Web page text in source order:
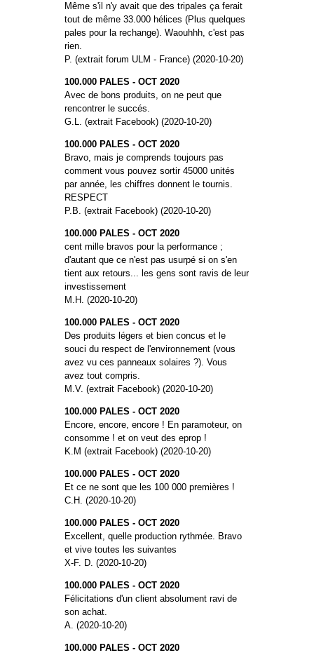
Même s'il n'y avait que des tripales ça ferait
tout de même 33.000 hélices (Plus quelques
pales pour la rechange). Waouhhh, c'est pas
rien.
P. (extrait forum ULM - France) (2020-10-20)
100.000 PALES - OCT 2020
Avec de bons produits, on ne peut que
rencontrer le succés.
G.L. (extrait Facebook) (2020-10-20)
100.000 PALES - OCT 2020
Bravo, mais je comprends toujours pas
comment vous pouvez sortir 45000 unités
par année, les chiffres donnent le tournis.
RESPECT
P.B. (extrait Facebook) (2020-10-20)
100.000 PALES - OCT 2020
cent mille bravos pour la performance ;
d'autant que ce n'est pas usurpé si on s'en
tient aux retours... les gens sont ravis de leur
investissement
M.H. (2020-10-20)
100.000 PALES - OCT 2020
Des produits légers et bien concus et le
souci du respect de l'environnement (vous
avez vu ces panneaux solaires ?). Vous
avez tout compris.
M.V. (extrait Facebook) (2020-10-20)
100.000 PALES - OCT 2020
Encore, encore, encore ! En paramoteur, on
consomme ! et on veut des eprop !
K.M (extrait Facebook) (2020-10-20)
100.000 PALES - OCT 2020
Et ce ne sont que les 100 000 premières !
C.H. (2020-10-20)
100.000 PALES - OCT 2020
Excellent, quelle production rythmée. Bravo
et vive toutes les suivantes
X-F. D. (2020-10-20)
100.000 PALES - OCT 2020
Félicitations d'un client absolument ravi de
son achat.
A. (2020-10-20)
100.000 PALES - OCT 2020